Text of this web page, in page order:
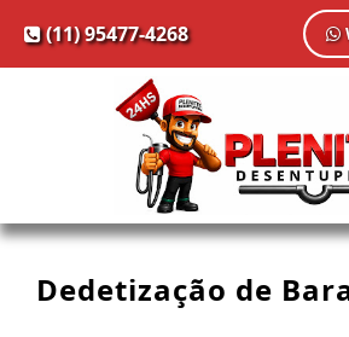
(11) 95477-4268
Dedetização de